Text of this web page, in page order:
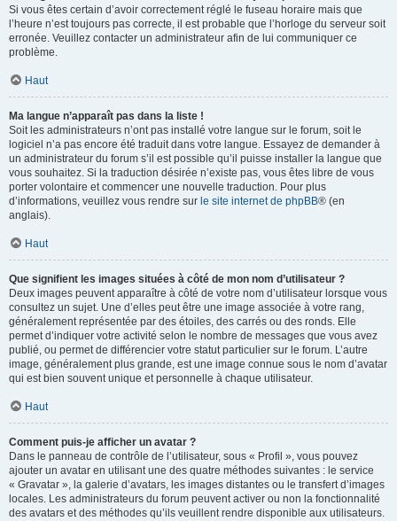
Si vous êtes certain d’avoir correctement réglé le fuseau horaire mais que
l’heure n’est toujours pas correcte, il est probable que l’horloge du serveur soit
erronée. Veuillez contacter un administrateur afin de lui communiquer ce
problème.
Haut
Ma langue n’apparaît pas dans la liste !
Soit les administrateurs n’ont pas installé votre langue sur le forum, soit le
logiciel n’a pas encore été traduit dans votre langue. Essayez de demander à
un administrateur du forum s’il est possible qu’il puisse installer la langue que
vous souhaitez. Si la traduction désirée n’existe pas, vous êtes libre de vous
porter volontaire et commencer une nouvelle traduction. Pour plus
d’informations, veuillez vous rendre sur le site internet de phpBB® (en
anglais).
Haut
Que signifient les images situées à côté de mon nom d’utilisateur ?
Deux images peuvent apparaître à côté de votre nom d’utilisateur lorsque vous
consultez un sujet. Une d’elles peut être une image associée à votre rang,
généralement représentée par des étoiles, des carrés ou des ronds. Elle
permet d’indiquer votre activité selon le nombre de messages que vous avez
publié, ou permet de différencier votre statut particulier sur le forum. L’autre
image, généralement plus grande, est une image connue sous le nom d’avatar
qui est bien souvent unique et personnelle à chaque utilisateur.
Haut
Comment puis-je afficher un avatar ?
Dans le panneau de contrôle de l’utilisateur, sous « Profil », vous pouvez
ajouter un avatar en utilisant une des quatre méthodes suivantes : le service
« Gravatar », la galerie d’avatars, les images distantes ou le transfert d’images
locales. Les administrateurs du forum peuvent activer ou non la fonctionnalité
des avatars et des méthodes qu’ils veuillent rendre disponible aux utilisateurs.